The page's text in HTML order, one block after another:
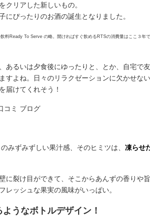
クリアした新しいもの。
にぴったりのお酒の誕生となりました。
料Ready To Serve の略。開ければすぐ飲めるRTSの消費量はここ３年
あるいは夕食後にゆったりと、とか、自宅で
すよね。日々のリラクゼーションに欠かせな
届けてくれそう！
みずみずしい果汁感、そのヒミツは、 凍らせ
に裂け目ができて、そこからあんずの香りや
レッシュな果実の風味がいっぱい。
うなボトルデザイン！